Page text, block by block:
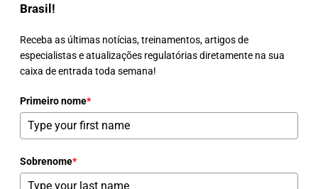
Brasil!
Receba as últimas notícias, treinamentos, artigos de
especialistas e atualizações regulatórias diretamente na sua
caixa de entrada toda semana!
Primeiro nome*
Sobrenome*